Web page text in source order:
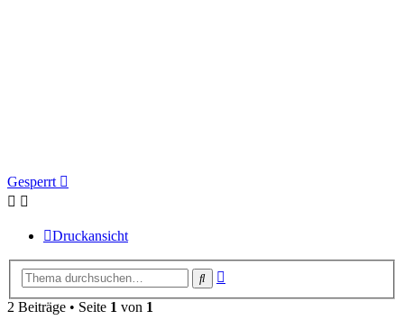
Gesperrt
Druckansicht
Suche
2 Beiträge • Seite 1 von 1